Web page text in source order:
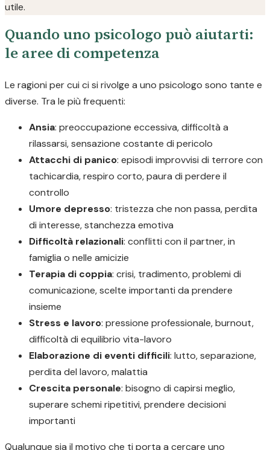
utile.
Quando uno psicologo può aiutarti:
le aree di competenza
Le ragioni per cui ci si rivolge a uno psicologo sono tante e
diverse. Tra le più frequenti:
Ansia: preoccupazione eccessiva, difficoltà a
rilassarsi, sensazione costante di pericolo
Attacchi di panico: episodi improvvisi di terrore con
tachicardia, respiro corto, paura di perdere il
controllo
Umore depresso: tristezza che non passa, perdita
di interesse, stanchezza emotiva
Difficoltà relazionali: conflitti con il partner, in
famiglia o nelle amicizie
Terapia di coppia: crisi, tradimento, problemi di
comunicazione, scelte importanti da prendere
insieme
Stress e lavoro: pressione professionale, burnout,
difficoltà di equilibrio vita-lavoro
Elaborazione di eventi difficili: lutto, separazione,
perdita del lavoro, malattia
Crescita personale: bisogno di capirsi meglio,
superare schemi ripetitivi, prendere decisioni
importanti
Qualunque sia il motivo che ti porta a cercare uno